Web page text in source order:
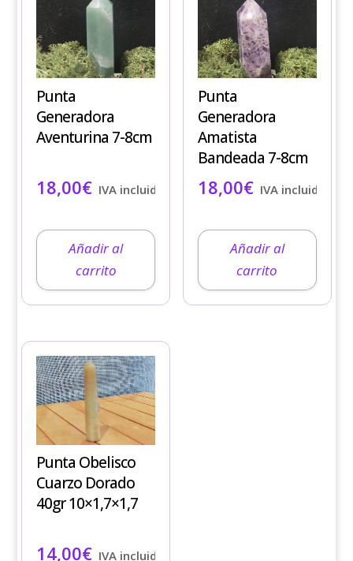
Punta
Generadora
Aventurina 7-8cm
18,00€ IVA incluido
Añadir al
carrito
Punta
Generadora
Amatista
Bandeada 7-8cm
18,00€ IVA incluido
Añadir al
carrito
Punta Obelisco
Cuarzo Dorado
40gr 10×1,7×1,7
14,00€ IVA incluido